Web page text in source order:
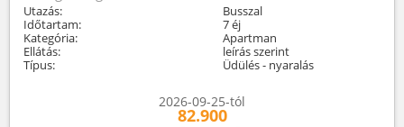
Utazás:
Busszal
Időtartam:
7 éj
Kategória:
Apartman
Ellátás:
leírás szerint
Típus:
Üdülés - nyaralás
2026-09-25-tól
82.900